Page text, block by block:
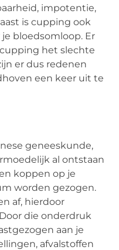
impotentie,
is cupping ook
bloedsomloop. Er
het slechte
er dus redenen
een keer uit te
geneeskunde,
al ontstaan
koppen op je
worden gezogen.
af, hierdoor
die onderdruk
aan je
afvalstoffen